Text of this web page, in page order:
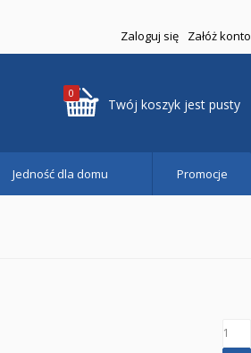
Zaloguj się Załóż konto
0
Twój koszyk jest pusty
Jedność dla domu Promocje
1